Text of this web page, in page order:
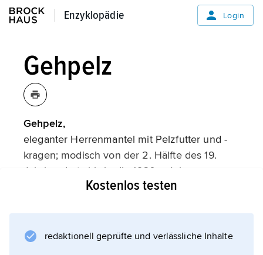
Enzyklopädie
Enzyklopädie Login
Gehpelz
Gehpelz,
eleganter Herrenmantel mit Pelzfutter und -
kragen; modisch von der 2. Hälfte des 19.
Jahrhunderts bis in die 1930er-Jahre.
Informationen zum Artikel
Kostenlos testen
redaktionell geprüfte und verlässliche Inhalte